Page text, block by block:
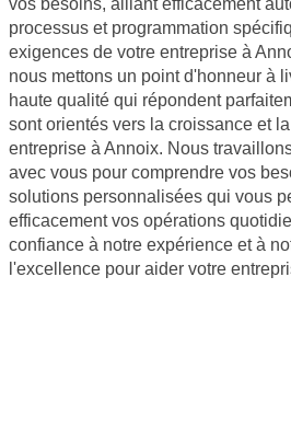
processus et programmation
exigences de votre entreprise à
nous mettons un point d'honneur à
haute qualité qui répondent
sont orientés vers la croissance et
entreprise à Annoix. Nous
avec vous pour comprendre vos
solutions personnalisées qui vous
efficacement vos opérations
confiance à notre expérience et à
l'excellence pour aider votre